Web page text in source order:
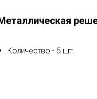
Количество - 5 шт.